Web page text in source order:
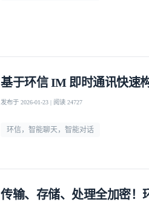
基于环信 IM 即时通讯快速
发布于 2026-01-23 | 阅读 24727
环信，智能聊天，智能对话
传输、存储、处理全加密！